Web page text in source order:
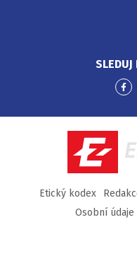
SLEDUJ
Etický kodex
Osobní